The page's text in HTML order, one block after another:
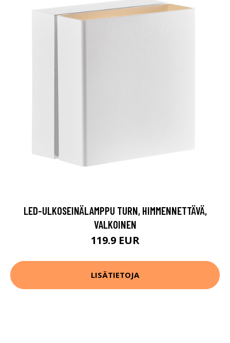
LED-ULKOSEINÄLAMPPU TURN, HIMMENNETTÄVÄ,
VALKOINEN
119.9 EUR
LISÄTIETOJA